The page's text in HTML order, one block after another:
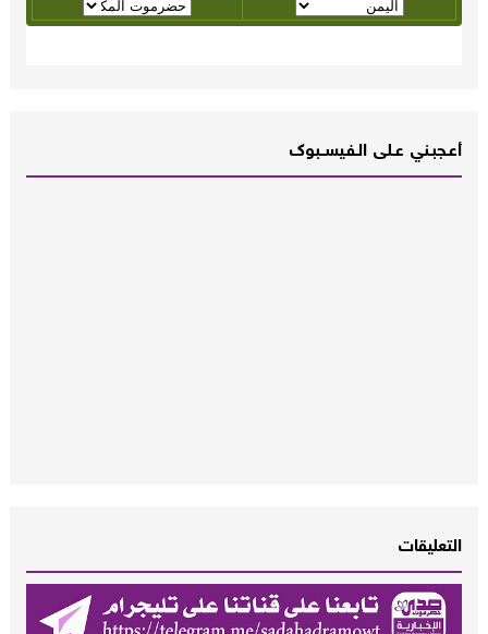
أعـــجبــني عـــلى الــفــيســــبوك
التعليقات